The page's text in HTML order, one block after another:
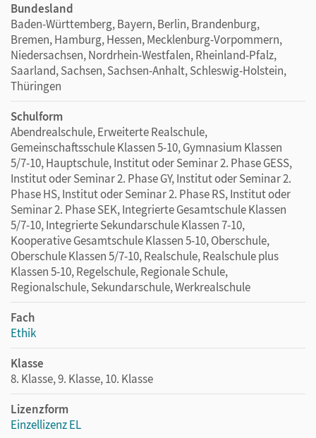
Bundesland
Baden-Württemberg, Bayern, Berlin, Brandenburg,
Bremen, Hamburg, Hessen, Mecklenburg-Vorpommern,
Niedersachsen, Nordrhein-Westfalen, Rheinland-Pfalz,
Saarland, Sachsen, Sachsen-Anhalt, Schleswig-Holstein,
Thüringen
Schulform
Abendrealschule, Erweiterte Realschule,
Gemeinschaftsschule Klassen 5-10, Gymnasium Klassen
5/7-10, Hauptschule, Institut oder Seminar 2. Phase GESS,
Institut oder Seminar 2. Phase GY, Institut oder Seminar 2.
Phase HS, Institut oder Seminar 2. Phase RS, Institut oder
Seminar 2. Phase SEK, Integrierte Gesamtschule Klassen
5/7-10, Integrierte Sekundarschule Klassen 7-10,
Kooperative Gesamtschule Klassen 5-10, Oberschule,
Oberschule Klassen 5/7-10, Realschule, Realschule plus
Klassen 5-10, Regelschule, Regionale Schule,
Regionalschule, Sekundarschule, Werkrealschule
Fach
Ethik
Klasse
8. Klasse, 9. Klasse, 10. Klasse
Lizenzform
Einzellizenz EL